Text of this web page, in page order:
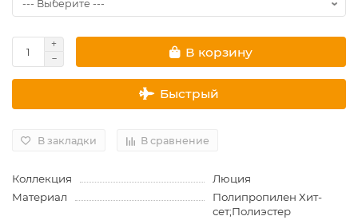
В корзину
Быстрый
В закладки В сравнение
Коллекция
Люция
Материал
Полипропилен Хит-
сет;Полиэстер